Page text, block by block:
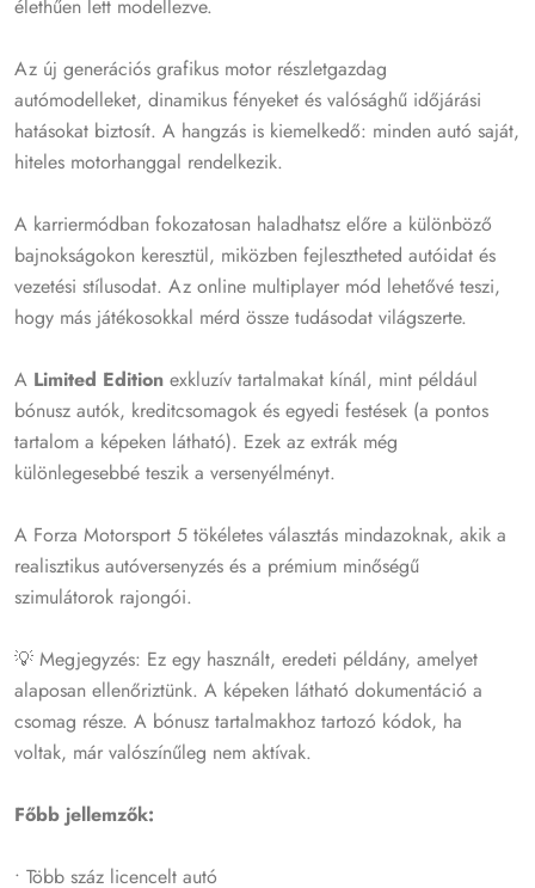
élethűen lett modellezve.
Az új generációs grafikus motor részletgazdag
autómodelleket, dinamikus fényeket és valósághű időjárási
hatásokat biztosít. A hangzás is kiemelkedő: minden autó saját,
hiteles motorhanggal rendelkezik.
A karriermódban fokozatosan haladhatsz előre a különböző
bajnokságokon keresztül, miközben fejlesztheted autóidat és
vezetési stílusodat. Az online multiplayer mód lehetővé teszi,
hogy más játékosokkal mérd össze tudásodat világszerte.
A Limited Edition exkluzív tartalmakat kínál, mint például
bónusz autók, kreditcsomagok és egyedi festések (a pontos
tartalom a képeken látható). Ezek az extrák még
különlegesebbé teszik a versenyélményt.
A Forza Motorsport 5 tökéletes választás mindazoknak, akik a
realisztikus autóversenyzés és a prémium minőségű
szimulátorok rajongói.
💡 Megjegyzés: Ez egy használt, eredeti példány, amelyet
alaposan ellenőriztünk. A képeken látható dokumentáció a
csomag része. A bónusz tartalmakhoz tartozó kódok, ha
voltak, már valószínűleg nem aktívak.
Főbb jellemzők:
• Több száz licencelt autó